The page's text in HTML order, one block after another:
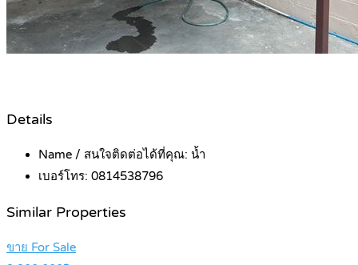
Details
Name / สนใจติดต่อได้ที่คุณ: น้ำ
เบอร์โทร: 0814538796
Similar Properties
ขาย For Sale